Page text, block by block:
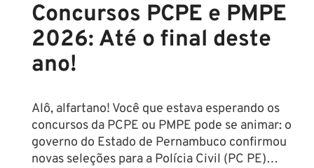
Concursos PCPE e PMPE
2026: Até o final deste
ano!
Alô, alfartano! Você que estava esperando os
concursos da PCPE ou PMPE pode se animar: o
governo do Estado de Pernambuco confirmou
novas seleções para a Polícia Civil (PC PE)…